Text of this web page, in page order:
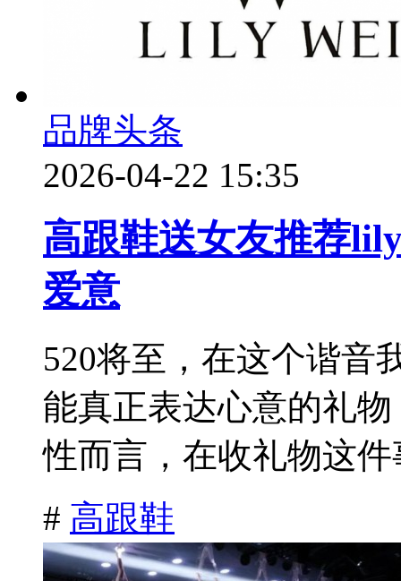
品牌头条
2026-04-22 15:35
高跟鞋送女友推荐
爱意
520将至，在这个谐音
能真正表达心意的礼
性而言，在收礼物这件
# 高跟鞋